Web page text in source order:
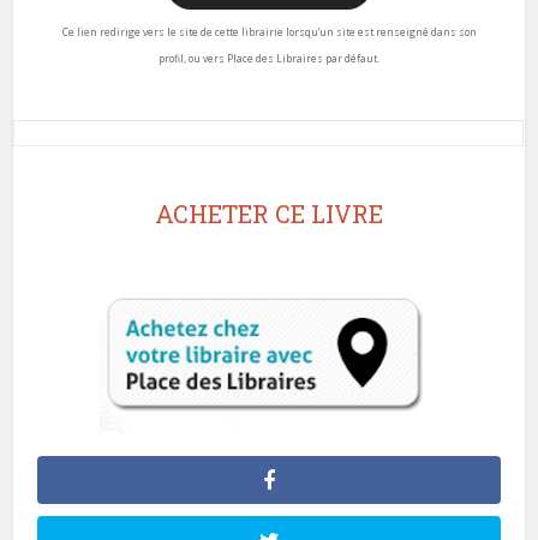
Ce lien redirige vers le site de cette librairie lorsqu’un site est renseigné dans son
profil, ou vers Place des Libraires par défaut.
ACHETER CE LIVRE